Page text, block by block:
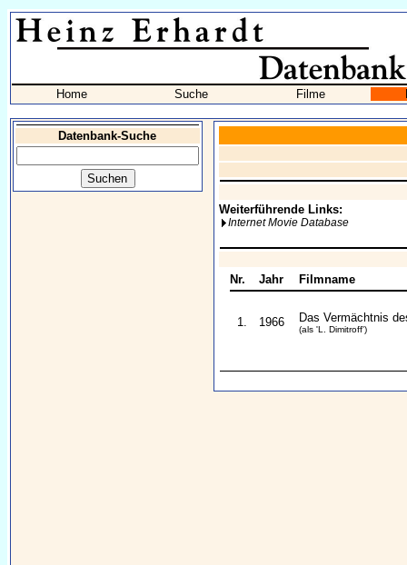
Home Suche Filme
Datenbank-Suche
Weiterführende Links:
Internet Movie Database
Nr. Jahr Filmname
1. 1966 Das Vermächtnis
(als 'L. Dimitroff')